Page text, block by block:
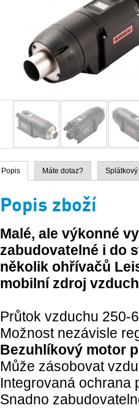
Popis Máte dotaz?
Popis zboží
Malé, ale výkonné
zabudovatelné i do
několik ohřívačů
mobilní zdroj
Průtok vzduchu 250-
Možnost nezávisle
Bezuhlíkový motor
Může zásobovat
Integrovaná ochrana
Snadno